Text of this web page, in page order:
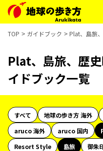
TOP ガイドブック Plat、島旅
Plat、島旅、歴
イドブック一覧
すべて 地球の歩き方 海外
aruco 海外
aruco 国内
Resort Style
島旅 御朱